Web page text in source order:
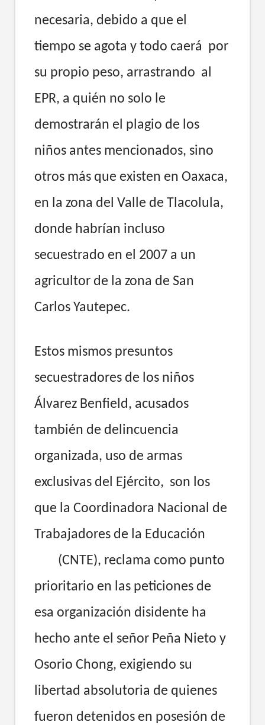
necesaria, debido a que el
tiempo se agota y todo caerá por
su propio peso, arrastrando al
EPR, a quién no solo le
demostrarán el plagio de los
niños antes mencionados, sino
otros más que existen en Oaxaca,
en la zona del Valle de Tlacolula,
donde habrían incluso
secuestrado en el 2007 a un
agricultor de la zona de San
Carlos Yautepec.
Estos mismos presuntos
secuestradores de los niños
Álvarez Benfield, acusados
también de delincuencia
organizada, uso de armas
exclusivas del Ejército, son los
que la Coordinadora Nacional de
Trabajadores de la Educación
(CNTE), reclama como punto
prioritario en las peticiones de
esa organización disidente ha
hecho ante el señor Peña Nieto y
Osorio Chong, exigiendo su
libertad absolutoria de quienes
fueron detenidos en posesión de